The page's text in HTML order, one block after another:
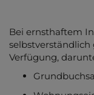
Bei ernsthaftem
Verfügung,